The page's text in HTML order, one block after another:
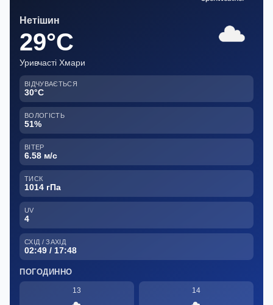
Нетішин
29°C
Уривчасті Хмари
ВІДЧУВАЄТЬСЯ
30°C
ВОЛОГІСТЬ
51%
ВІТЕР
6.58 м/с
ТИСК
1014 гПа
UV
4
СХІД / ЗАХІД
02:49 / 17:48
ПОГОДИННО
13 14